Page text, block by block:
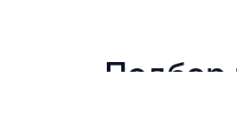
Подбор